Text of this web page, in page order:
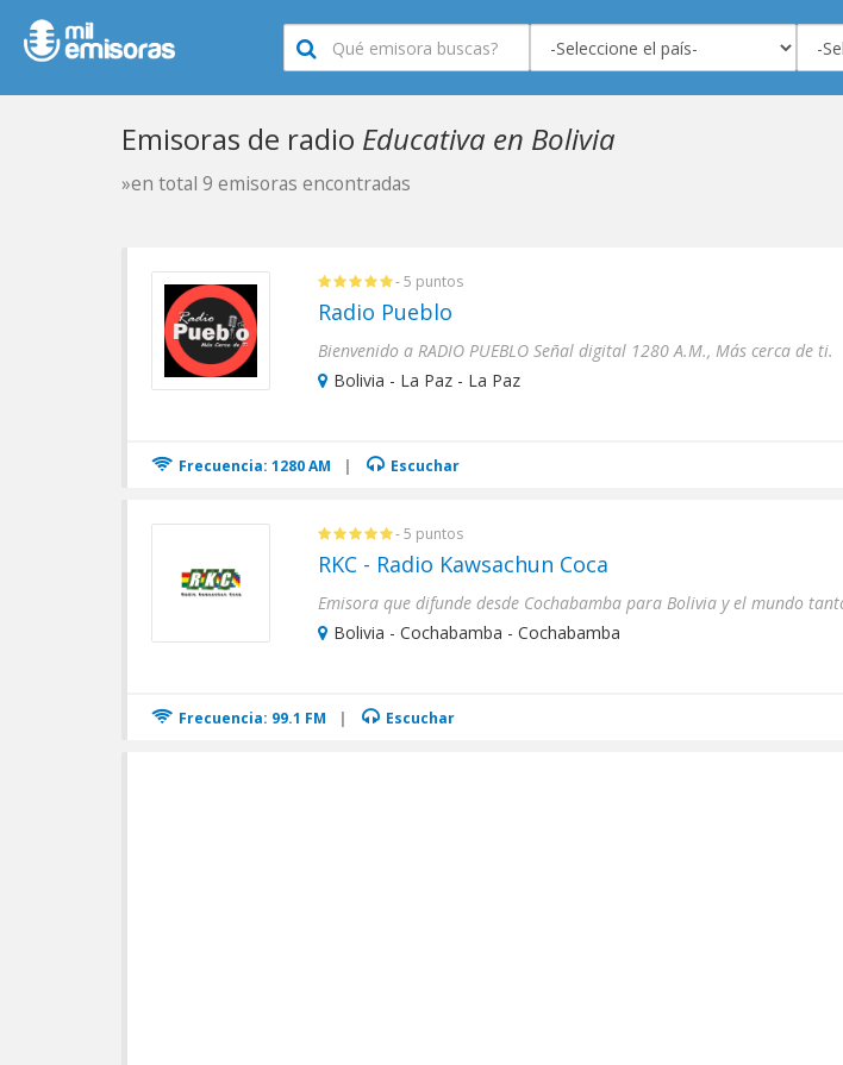
Emisoras de radio Educativa en Bolivia
»en total 9 emisoras encontradas
- 5 puntos
Radio Pueblo
Bienvenido a RADIO PUEBLO Señal digital 1280 A.M., Más cerca de ti.
Bolivia - La Paz - La Paz
Frecuencia: 1280 AM | Escuchar
- 5 puntos
RKC - Radio Kawsachun Coca
Bolivia - Cochabamba - Cochabamba
Frecuencia: 99.1 FM | Escuchar